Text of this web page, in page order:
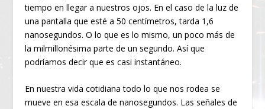
tiempo en llegar a nuestros ojos. En el caso de la luz de
una pantalla que esté a 50 centímetros, tarda 1,6
nanosegundos. O lo que es lo mismo, un poco más de
la milmillonésima parte de un segundo. Así que
podríamos decir que es casi instantáneo.
En nuestra vida cotidiana todo lo que nos rodea se
mueve en esa escala de nanosegundos. Las señales de